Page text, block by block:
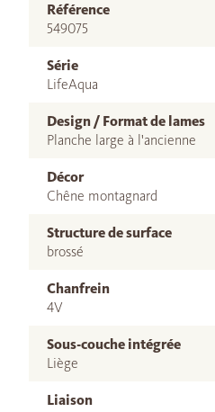
Référence
549075
Série
LifeAqua
Design / Format de lames
Planche large à l'ancienne
Décor
Chêne montagnard
Structure de surface
brossé
Chanfrein
4V
Sous-couche intégrée
Liège
Liaison